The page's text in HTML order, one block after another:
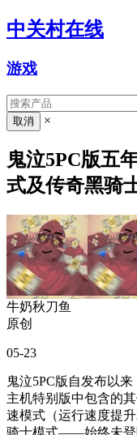
中关村在线
游戏
×
鬼泣5PC版五
式及传奇黑骑
牛奶秋刀鱼
原创
05-23
鬼泣5PC版自发布以
主机特别版中包含的
速模式（运行速度提